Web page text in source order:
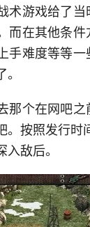
术游戏给了
而在其他条
手难度等等
那个在网吧
。按照发行
敌后。